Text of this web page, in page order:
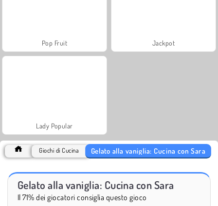
Pop Fruit Jackpot
Lady Popular
Giochi di Cucina Gelato alla vaniglia: Cucina con Sara
Gelato alla vaniglia: Cucina con Sara
Il 71% dei giocatori consiglia questo gioco